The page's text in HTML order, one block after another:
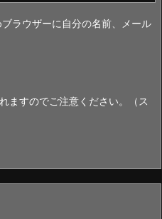
ラウザーに自分の名前、メール
ますのでご注意ください。（ス